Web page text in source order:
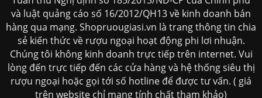
và luật quảng cáo số 16/2012/QH13 về kinh doanh bán
hàng qua mạng. Shopruougiasi.vn là trang thông tin chia
sẻ kiến thức về rượu ngoại hoạt động phi lơi nhuận.
Chúng tôi không kinh doanh trực tiếp trên internet. Vui
lòng đến trực tiếp đến các cửa hàng và hệ thống siêu thị
rượu ngoại hoặc gọi tới số hotline để được tư vấn. ( giá
trên website chỉ mang tính chất tham khảo)